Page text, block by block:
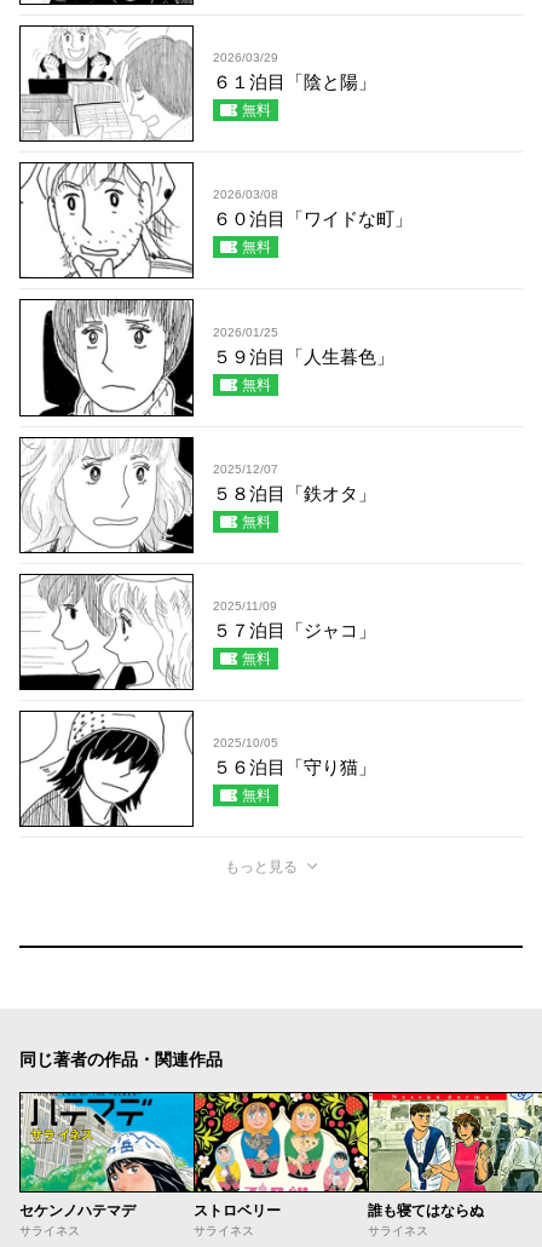
2026/03/29
６１泊目「陰と陽」
無料
2026/03/08
６０泊目「ワイドな町」
無料
2026/01/25
５９泊目「人生暮色」
無料
2025/12/07
５８泊目「鉄オタ」
無料
2025/11/09
５７泊目「ジャコ」
無料
2025/10/05
５６泊目「守り猫」
無料
もっと見る
同じ著者の作品・関連作品
セケンノハテマデ
サライネス
ストロベリー
サライネス
誰も寝てはならぬ
サライネス